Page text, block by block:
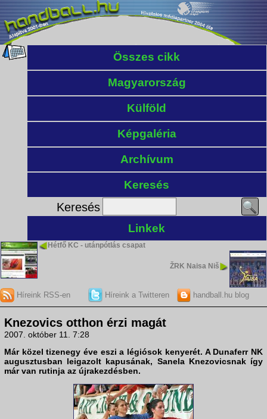
Összes cikk
Magyarország
Külföld
Képgaléria
Archívum
Keresés
Keresés
Linkek
Hétfő KC - utánpótlás csapat
ŽRK Naisa Niš
Híreink RSS-en Híreink a Twitteren handball.hu blog
Knezovics otthon érzi magát
2007. október 11. 7:28
Már közel tizenegy éve eszi a légiósok kenyerét. A Dunaferr NK
augusztusban leigazolt kapusának, Sanela Knezovicsnak így
már van rutinja az újrakezdésben.